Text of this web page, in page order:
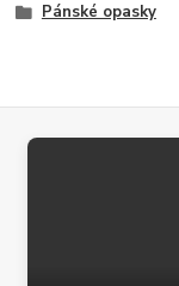
Pánské opasky